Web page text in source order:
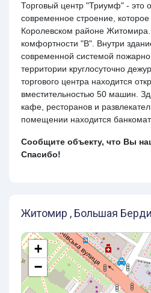
Торговый центр "Триумф" - это
современное строение, которое
Королевском районе Житомира.
комфортности "В". Внутри
современной системой
территории круглосуточно
торгового центра находится
вместительностью 50 машин.
кафе, ресторанов и
помещении находится
Сообщите объекту, что Вы
Спасибо!
Житомир , Большая
+
−